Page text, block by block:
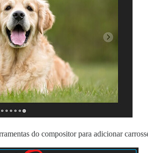
do compositor para adicionar